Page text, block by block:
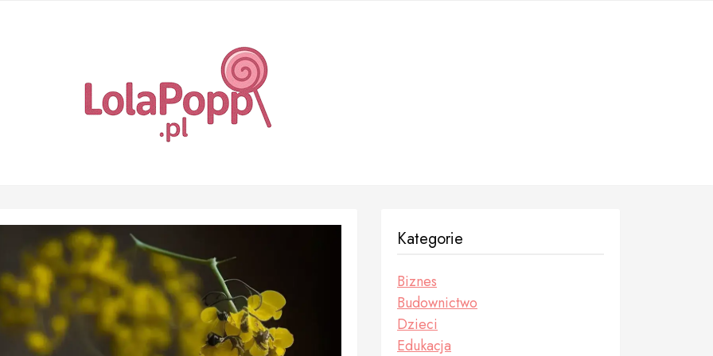
Kategorie
Biznes
Budownictwo
Dzieci
Edukacja